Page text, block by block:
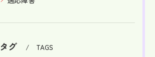
タグ TAGS